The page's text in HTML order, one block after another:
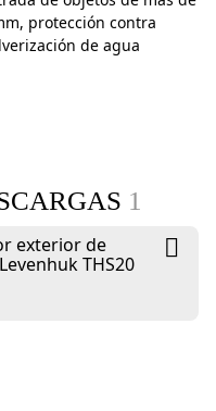
protección contra
de agua
1
exterior de
THS20